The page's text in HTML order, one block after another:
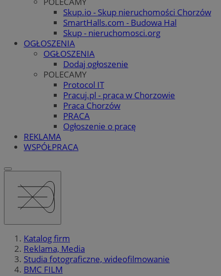
Skup.io - Skup nieruchomości Chorzów
SmartHalls.com - Budowa Hal
Skup - nieruchomosci.org
OGŁOSZENIA
OGŁOSZENIA
Dodaj ogłoszenie
POLECAMY
Protocol IT
Pracuj.pl - praca w Chorzowie
Praca Chorzów
PRACA
Ogłoszenie o pracę
REKLAMA
WSPÓŁPRACA
Katalog firm
Reklama, Media
Studia fotograficzne, wideofilmowanie
BMC FILM